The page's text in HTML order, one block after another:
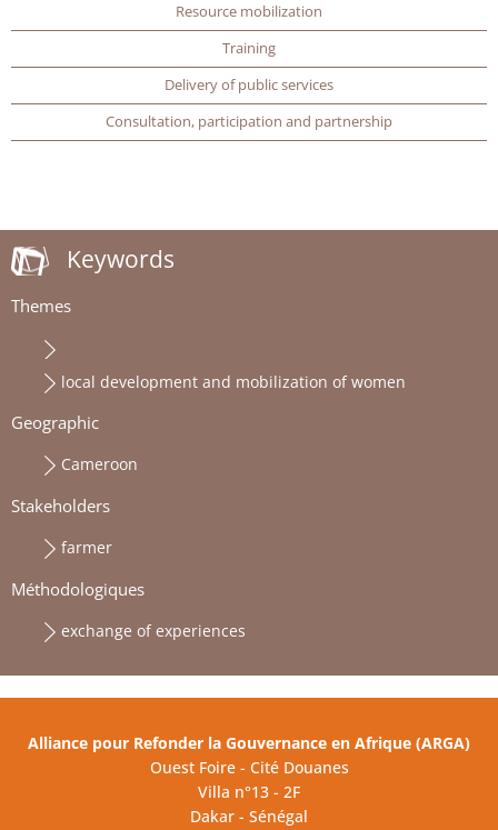
Resource mobilization
Training
Delivery of public services
Consultation, participation and partnership
Keywords
Themes
local development and mobilization of women
Geographic
Cameroon
Stakeholders
farmer
Méthodologiques
exchange of experiences
Alliance pour Refonder la Gouvernance en Afrique (ARGA)
Ouest Foire - Cité Douanes
Villa n°13 - 2F
Dakar - Sénégal